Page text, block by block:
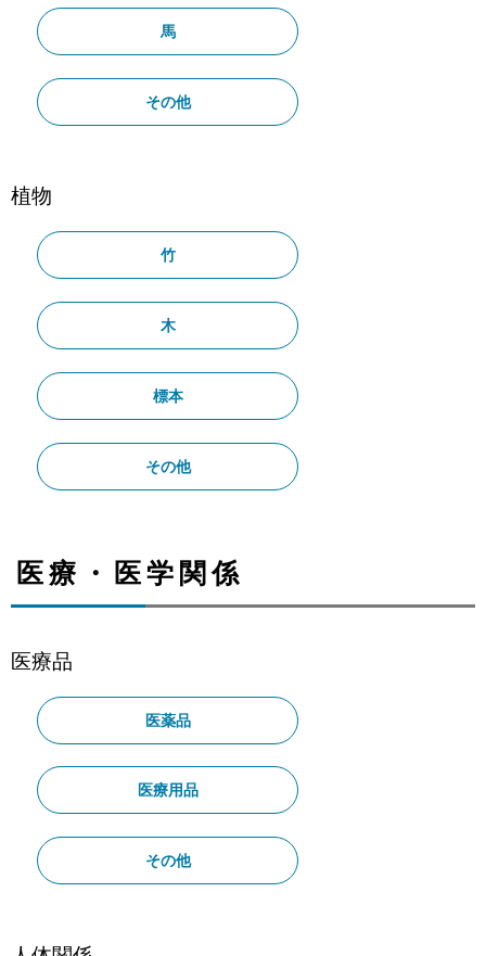
馬
その他
植物
竹
木
標本
その他
医療・医学関係
医療品
医薬品
医療用品
その他